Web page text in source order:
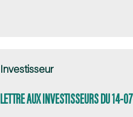
Investisseur
LETTRE AUX INVESTISSEURS DU 14-